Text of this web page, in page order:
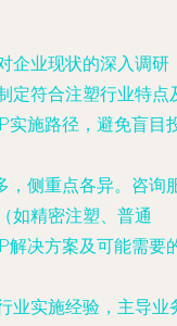
企业现状的深入调研
定符合注塑行业特点
实施路径，避免盲目
，侧重点各异。咨询
如精密注塑、普通
解决方案及可能需要
业实施经验，主导业